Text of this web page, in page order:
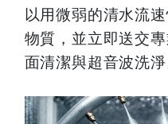
以用微弱的清水流
物質，並立即送交
面清潔與超音波洗淨